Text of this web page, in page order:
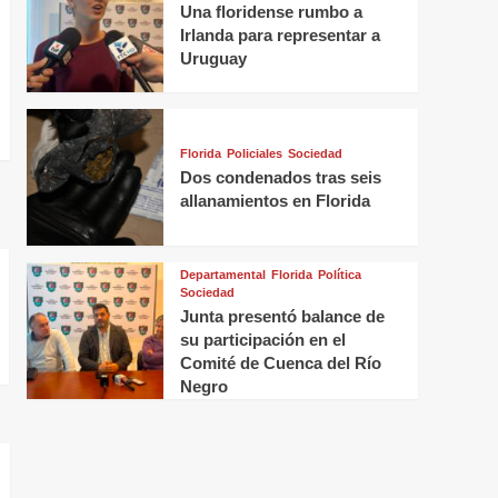
Una floridense rumbo a
Irlanda para representar a
Uruguay
Florida Policiales Sociedad
Dos condenados tras seis
allanamientos en Florida
Departamental Florida Política
Sociedad
Junta presentó balance de
su participación en el
Comité de Cuenca del Río
Negro